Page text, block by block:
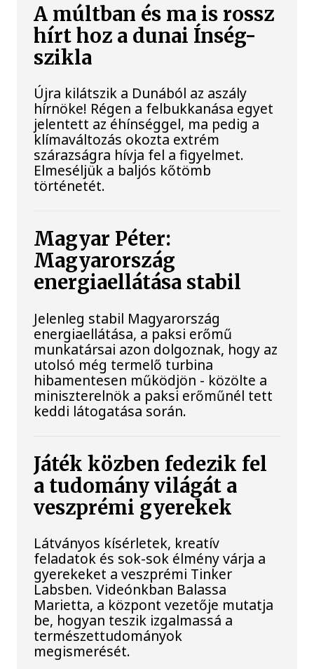
A múltban és ma is rossz
hírt hoz a dunai Ínség-
szikla
Újra kilátszik a Dunából az aszály
hírnöke! Régen a felbukkanása egyet
jelentett az éhínséggel, ma pedig a
klímaváltozás okozta extrém
szárazságra hívja fel a figyelmet.
Elmeséljük a baljós kőtömb
történetét.
Magyar Péter:
Magyarország
energiaellátása stabil
Jelenleg stabil Magyarország
energiaellátása, a paksi erőmű
munkatársai azon dolgoznak, hogy az
utolsó még termelő turbina
hibamentesen működjön - közölte a
miniszterelnök a paksi erőműnél tett
keddi látogatása során.
Játék közben fedezik fel
a tudomány világát a
veszprémi gyerekek
Látványos kísérletek, kreatív
feladatok és sok-sok élmény várja a
gyerekeket a veszprémi Tinker
Labsben. Videónkban Balassa
Marietta, a központ vezetője mutatja
be, hogyan teszik izgalmassá a
természettudományok
megismerését.